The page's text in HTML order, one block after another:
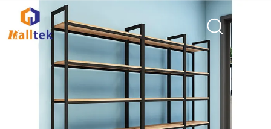
MAISON
PRODUITS
China
Co.,Ltd..